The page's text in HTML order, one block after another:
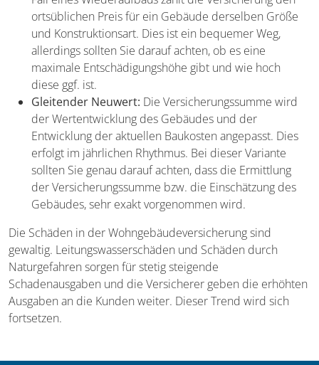
ortsüblichen Preis für ein Gebäude derselben Größe
und Konstruktionsart. Dies ist ein bequemer Weg,
allerdings sollten Sie darauf achten, ob es eine
maximale Entschädigungshöhe gibt und wie hoch
diese ggf. ist.
Gleitender Neuwert: Die Versicherungssumme wird
der Wertentwicklung des Gebäudes und der
Entwicklung der aktuellen Baukosten angepasst. Dies
erfolgt im jährlichen Rhythmus. Bei dieser Variante
sollten Sie genau darauf achten, dass die Ermittlung
der Versicherungssumme bzw. die Einschätzung des
Gebäudes, sehr exakt vorgenommen wird.
Die Schäden in der Wohngebäudeversicherung sind
gewaltig. Leitungswasserschäden und Schäden durch
Naturgefahren sorgen für stetig steigende
Schadenausgaben und die Versicherer geben die erhöhten
Ausgaben an die Kunden weiter. Dieser Trend wird sich
fortsetzen.